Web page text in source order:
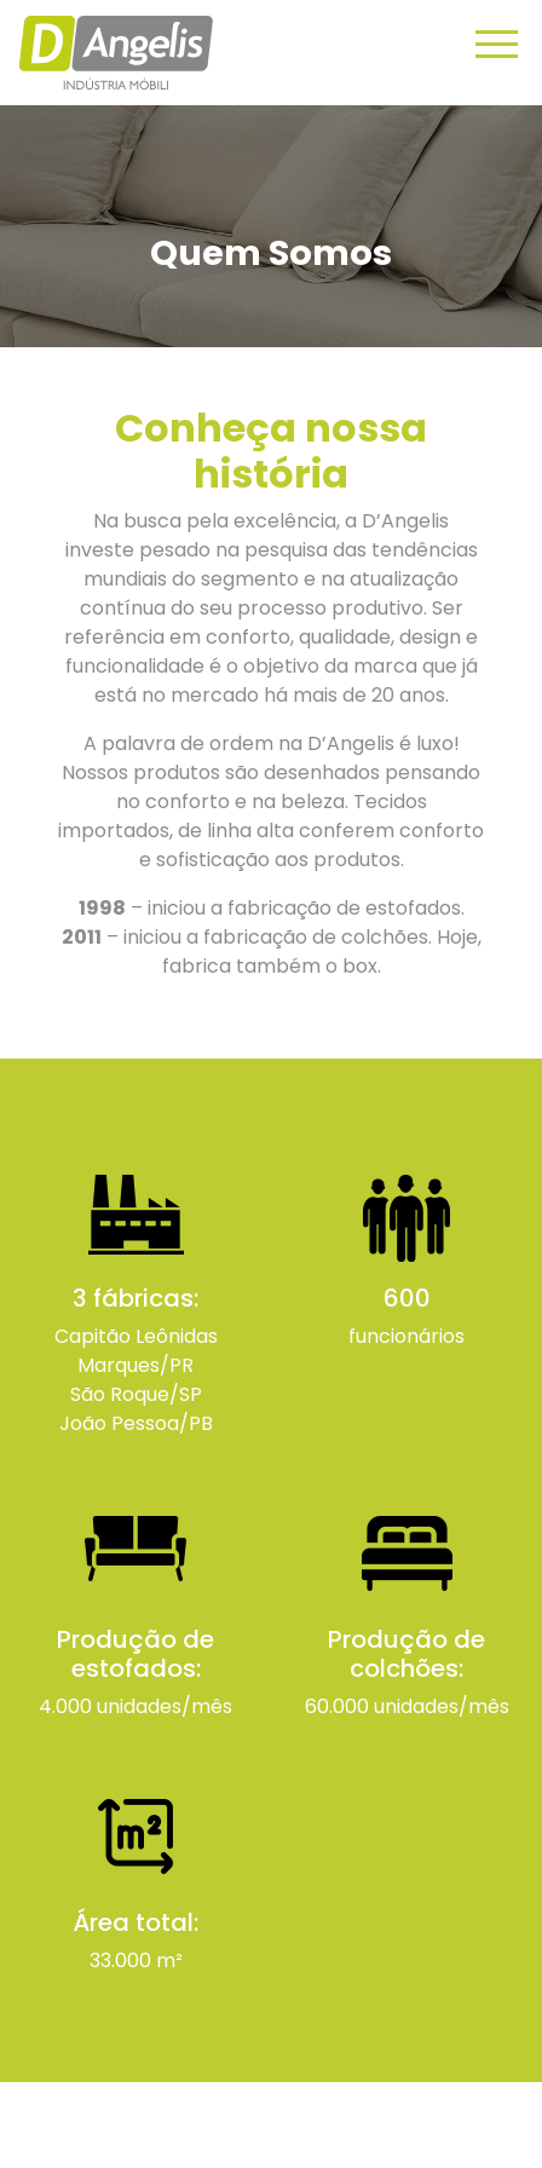
Quem Somos
Conheça nossa
história
Na busca pela excelência, a D’Angelis
investe pesado na pesquisa das tendências
mundiais do segmento e na atualização
contínua do seu processo produtivo. Ser
referência em conforto, qualidade, design e
funcionalidade é o objetivo da marca que já
está no mercado há mais de 20 anos.
A palavra de ordem na D’Angelis é luxo!
Nossos produtos são desenhados pensando
no conforto e na beleza. Tecidos
importados, de linha alta conferem conforto
e sofisticação aos produtos.
1998 – iniciou a fabricação de estofados.
2011 – iniciou a fabricação de colchões. Hoje,
fabrica também o box.
3 fábricas:
Capitão Leônidas
Marques/PR
São Roque/SP
João Pessoa/PB
600
funcionários
Produção de
estofados:
4.000 unidades/mês
Produção de
colchões:
60.000 unidades/mês
Área total:
33.000 m²